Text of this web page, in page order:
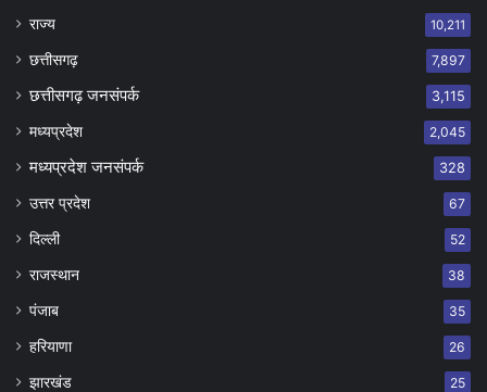
राज्य 10,211
छत्तीसगढ़ 7,897
छत्तीसगढ़ जनसंपर्क 3,115
मध्यप्रदेश 2,045
मध्यप्रदेश जनसंपर्क 328
उत्तर प्रदेश 67
दिल्ली 52
राजस्थान 38
पंजाब 35
हरियाणा 26
झारखंड 25